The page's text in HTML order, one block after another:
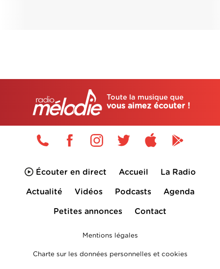
Toute la musique que
vous aimez écouter !
Écouter en direct Accueil La Radio
Actualité Vidéos Podcasts Agenda
Petites annonces Contact
Mentions légales
Charte sur les données personnelles et cookies